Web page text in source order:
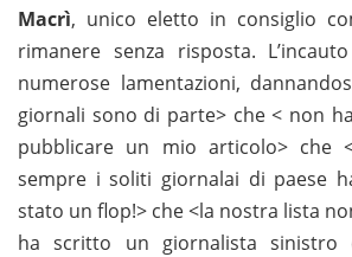
Macrì, unico eletto in consiglio
rimanere senza risposta.
numerose lamentazioni,
giornali sono di parte> che < non
pubblicare un mio articolo> che
sempre i soliti giornalai di paese
stato un flop!> che <la nostra lista
ha scritto un giornalista